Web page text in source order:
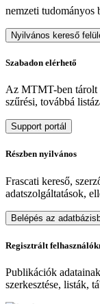
nemzeti tudományos
Nyilvános kereső
Szabadon elérhető
Az MTMT-ben tárolt
szűrési, továbbá
Support portál
Részben nyilvános
Frascati kereső,
adatszolgáltatások,
Belépés az
Regisztrált
Publikációk
szerkesztése, listák,